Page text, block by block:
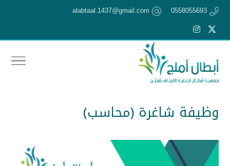
0558055693
alabtaal.1437@gmail.com
وظيفة شاغرة (محاسب)